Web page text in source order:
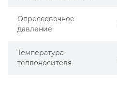
Опрессовочное
давление
Температура
теплоносителя